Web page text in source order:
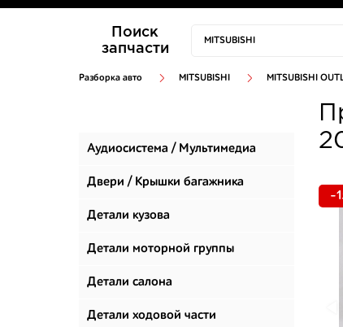
Поиск
запчасти
Разборка авто MITSUBISHI MITSUBISHI
Аудиосистема / Мультимедиа
Двери / Крышки багажника
Детали кузова
Детали моторной группы
Детали салона
Детали ходовой части
-